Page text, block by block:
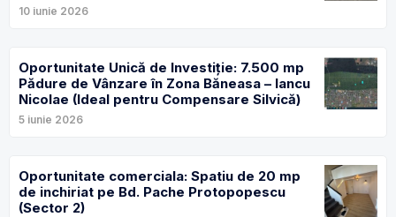
10 iunie 2026
Oportunitate Unică de Investiție: 7.500 mp
Pădure de Vânzare în Zona Băneasa – Iancu
Nicolae (Ideal pentru Compensare Silvică)
5 iunie 2026
Oportunitate comerciala: Spatiu de 20 mp
de inchiriat pe Bd. Pache Protopopescu
(Sector 2)